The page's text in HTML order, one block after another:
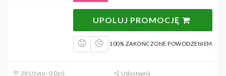
UPOLUJ PROMOCJĘ
100% ZAKOŃCZONE POWODZENIEM
38 Użyto - 0 Dziś
Udostępnij